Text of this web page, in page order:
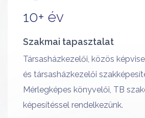
10+ év
Szakmai tapasztalat
Társasházkezelői, közös
és társasházkezelői
Mérlegképes könyvelői, TB
képesítéssel rendelkezünk.